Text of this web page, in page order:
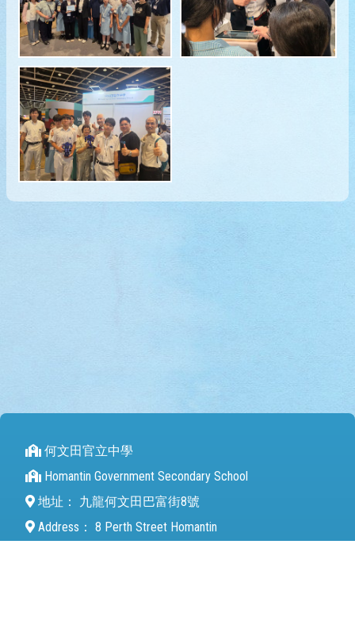
何文田官立中學
Homantin Government Secondary School
地址：
九龍何文田巴富街8號
Address： 8 Perth Street Homantin